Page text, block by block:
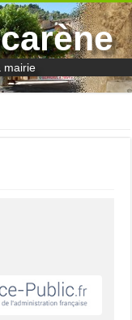
mairie